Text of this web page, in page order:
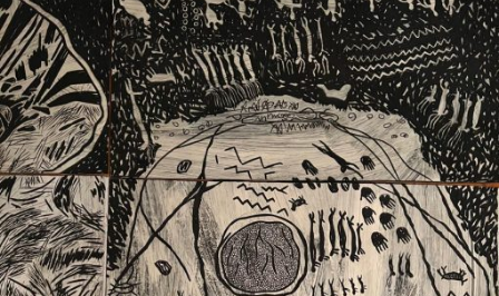
Configuración de cookies
Universidad de los Andes | Vigilada Mineducación.
Reconocimiento como universidad: Decreto 1297 del 30
de mayo de 1964. Reconocimiento de personería jurídica:
Resolución 28 del 23 de febrero de 1949, Minjusticia.
Acreditación institucional de alta calidad, 10 años:
Resolución 000194 del 16 de enero del 2025.
Ext. 2626
Posgrados
Ext. 4925
Educación
Continua
Ext. 4795